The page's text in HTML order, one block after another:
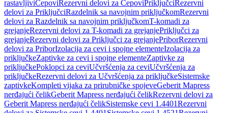
rastavljiviČepoviRezervni delovi za ČepoviPriključciRezervni
delovi za PriključciRazdelnik sa navojnim priključkomRezervni
delovi za Razdelnik sa navojnim priključkomT-komadi za
grejanjeRezervni delovi za T-komadi za grejanjePriključci za
grejanjeRezervni delovi za Priključci za grejanjePriborRezervni
delovi za PriborIzolacija za cevi i spojne elementeIzolacija za
priključkeZaptivke za cevi i spojne elementeZaptivke za
priključkePoklopci za ceviUčvršćenja za ceviUčvršćenja za
priključkeRezervni delovi za Učvršćenja za priključkeSistemske
zaptivkeKompleti vijaka za prirubničke spojeveGeberit Mapress
nerđajući čelikGeberit Mapress nerđajući čelikRezervni delovi za
Geberit Mapress nerđajući čelikSistemske cevi 1.4401Rezervni